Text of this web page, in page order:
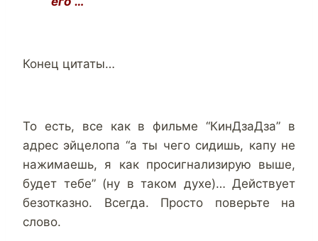
Конец цитаты…
То есть, все как в фильме “КинДзаДза” в
адрес эйцелопа “а ты чего сидишь, капу не
нажимаешь, я как просигнализирую выше,
будет тебе” (ну в таком духе)… Действует
безотказно. Всегда. Просто поверьте на
слово.